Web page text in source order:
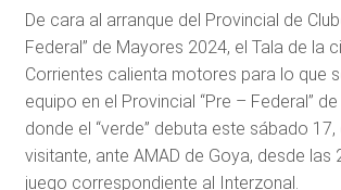
De cara al arranque del Provincial de
Federal” de Mayores 2024, el Tala de la
Corrientes calienta motores para lo que
equipo en el Provincial “Pre – Federal”
donde el “verde” debuta este sábado
visitante, ante AMAD de Goya, desde las
juego correspondiente al Interzonal.